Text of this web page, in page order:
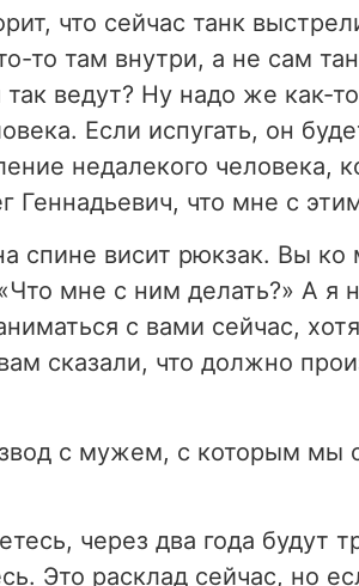
что сейчас танк
то там внутри, а не сам
ведут? Ну надо же как-
Если испугать, он
недалекого человека,
что мне с
спине висит рюкзак. Вы ко
мне с ним делать?» А я
с вами сейчас,
сказали, что должно
с мужем, с которым
через два года будут
Это расклад сейчас, но